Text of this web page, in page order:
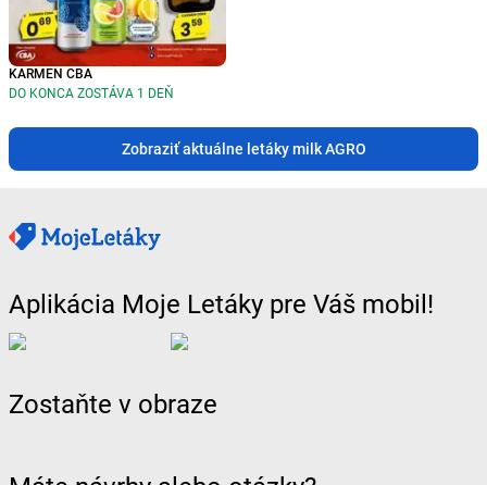
KARMEN CBA
DO KONCA ZOSTÁVA 1 DEŇ
Zobraziť aktuálne letáky milk AGRO
Aplikácia Moje Letáky pre Váš mobil!
Zostaňte v obraze